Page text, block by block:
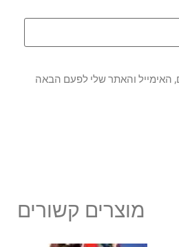
והאתר שלי לפעם הבאה
מוצרים קשורים